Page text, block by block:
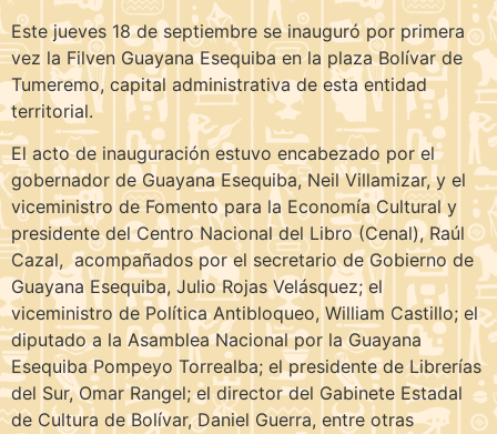
Este jueves 18 de septiembre se inauguró por primera
vez la Filven Guayana Esequiba en la plaza Bolívar de
Tumeremo, capital administrativa de esta entidad
territorial.
El acto de inauguración estuvo encabezado por el
gobernador de Guayana Esequiba, Neil Villamizar, y el
viceministro de Fomento para la Economía Cultural y
presidente del Centro Nacional del Libro (Cenal), Raúl
Cazal, acompañados por el secretario de Gobierno de
Guayana Esequiba, Julio Rojas Velásquez; el
viceministro de Política Antibloqueo, William Castillo; el
diputado a la Asamblea Nacional por la Guayana
Esequiba Pompeyo Torrealba; el presidente de Librerías
del Sur, Omar Rangel; el director del Gabinete Estadal
de Cultura de Bolívar, Daniel Guerra, entre otras